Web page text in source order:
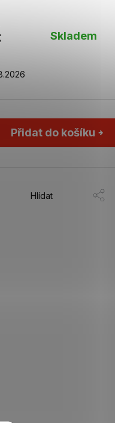
Skladem
Přidat do košíku
Hlídat